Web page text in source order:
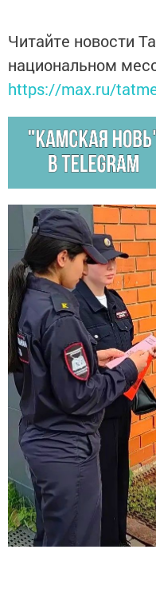
Читайте новости
национальном
https://max.ru/